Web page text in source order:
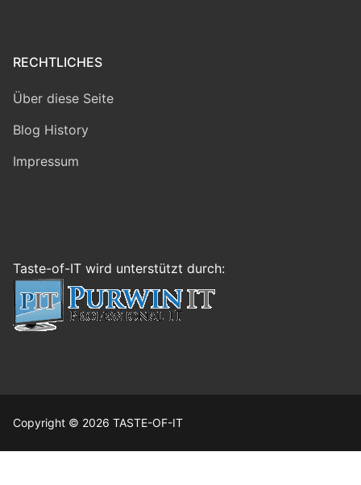
RECHTLICHES
Über diese Seite
Blog History
Impressum
Taste-of-IT wird unterstützt durch:
Copyright © 2026 TASTE-OF-IT